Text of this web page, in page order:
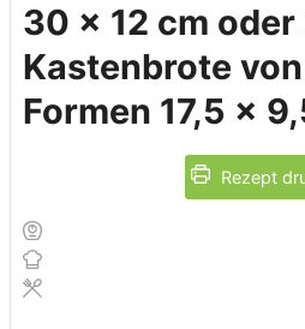
30 x 12 cm
Kastenbrote
Formen 17,5 x
Rezept